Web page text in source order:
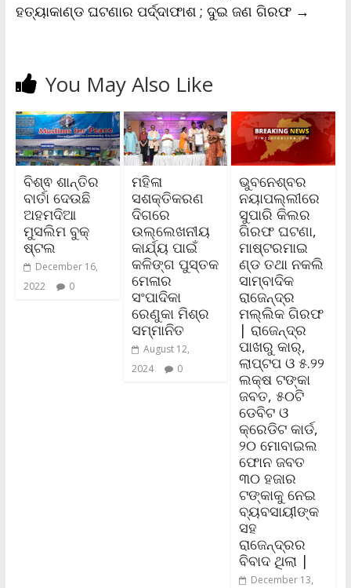
ହତ୍ୟାକାଣ୍ଡ ଘଟଣାର ପର୍ଦ୍ଦାଫାଶ ; ଦୁଇ ଜଣ ଗିରଫ →
You May Also Like
ବିଶ୍ଵ ଶାନ୍ତିର
ବାର୍ତା ଦେଉଛି
ଅହମଦିଆ
ମୁସଲିମ ବୁକ୍
ଷ୍ଟଲ
December 16,
2022
0
ମହିଳା
ସଶକ୍ତିକରଣ
ଦିଗରେ
ଉଲ୍ଲେଖନୀୟ
କାର୍ଯ୍ୟ ପାଇଁ
କଳିଙ୍ଗ ପୁସ୍ତକ
ମେଳାର
ସଂପାଦିକା
ରେଣୁକା ମିଶ୍ର
ସମ୍ମାନିତ
August 12,
2024
0
ଭୁବନେଶ୍ବର
ନୟାପଲ୍ଲୀରେ
ସୁପାରି କିଲର
ଗିରଫ ଘଟଣା,
ମାଷ୍ଟରମାଇ
ଣ୍ଡ ତଥା ନକଲି
ସାମ୍ବାଦିକ
ରାଜେନ୍ଦ୍ର
ମଲ୍ଲିକ ଗିରଫ
| ରାଜେନ୍ଦ୍ର
ପାଖରୁ କାର୍‌,
ଲାପ୍‌ଟପ ଓ ୫.୨୨
ଲକ୍ଷ ଟଙ୍କା
ଜବତ, ୫୦ଟି
ଡେବିଟ ଓ
କ୍ରେଡିଟ କାର୍ଡ,
୨୦ ମୋବାଇଲ
ଫୋନ ଜବତ
୩୦ ହଜାର
ଟଙ୍କାକୁ ନେଇ
ବ୍ୟବସାୟୀଙ୍କ
ସହ
ରାଜେନ୍ଦ୍ରର
ବିବାଦ ଥିଲା |
December 13,